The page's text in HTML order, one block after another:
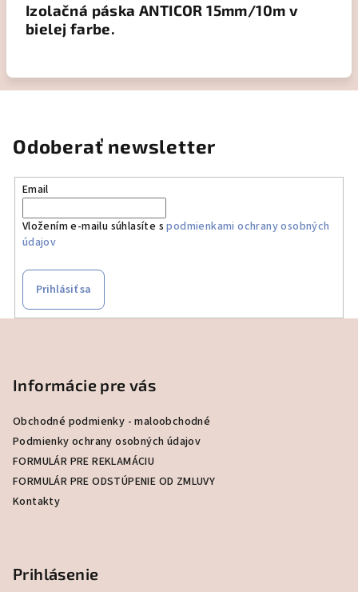
Izolačná páska ANTICOR 15mm/10m v
bielej farbe.
Odoberať newsletter
Email
Vložením e-mailu súhlasíte spodmienkami ochrany osobných
údajov
Prihlásiť sa
Informácie pre vás
Obchodné podmienky - maloobchodné
Podmienky ochrany osobných údajov
FORMULÁR PRE REKLAMÁCIU
FORMULÁR PRE ODSTÚPENIE OD ZMLUVY
Kontakty
Prihlásenie